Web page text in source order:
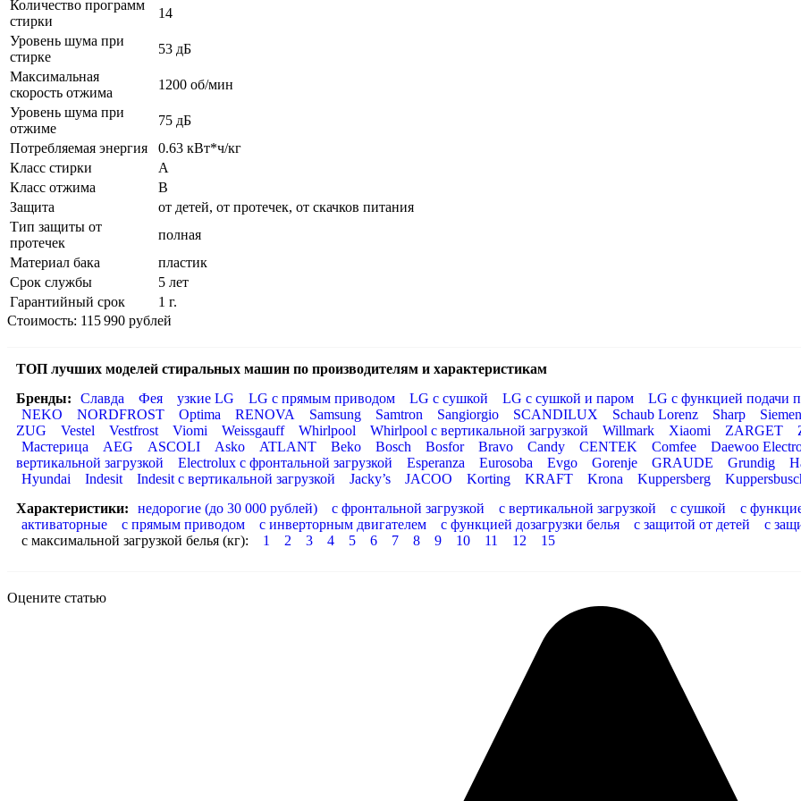
Количество программ
стирки
14
Уровень шума при
стирке
53 дБ
Максимальная
скорость отжима
1200 об/мин
Уровень шума при
отжиме
75 дБ
Потребляемая энергия
0.63 кВт*ч/кг
Класс стирки
A
Класс отжима
B
Защита
от детей, от протечек, от скачков питания
Тип защиты от
протечек
полная
Материал бака
пластик
Срок службы
5 лет
Гарантийный срок
1 г.
Стоимость: 115 990 рублей
ТОП лучших моделей стиральных машин по производителям и характеристикам
Бренды:
Славда Фея узкие LG LG с прямым приводом LG с сушкой LG с сушкой и паром LG с функцией подачи
NEKO
NORDFROST Optima RENOVA Samsung Samtron Sangiorgio SCANDILUX Schaub Lorenz Sharp
ZUG
Vestel Vestfrost Viomi Weissgauff Whirlpool Whirlpool с вертикальной загрузкой Willmark Xiaomi ZARGET
Мастерица
AEG ASCOLI Asko ATLANT Beko Bosch Bosfor Bravo Candy CENTEK Comfee Daewoo
вертикальной загрузкой
Electrolux с фронтальной загрузкой Esperanza Eurosoba Evgo Gorenje GRAUDE Grundig
Hyundai
Indesit Indesit с вертикальной загрузкой Jacky’s JACOO Korting KRAFT Krona Kuppersberg
Характеристики:
недорогие (до 30 000 рублей) с фронтальной загрузкой с вертикальной загрузкой с сушкой с
активаторные
с прямым приводом с инверторным двигателем с функцией дозагрузки белья с защитой от детей с
с максимальной загрузкой белья (кг):
1 2 3 4 5 6 7 8 9 10 11 12 15
Оцените статью